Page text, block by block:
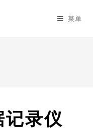
菜单
录仪